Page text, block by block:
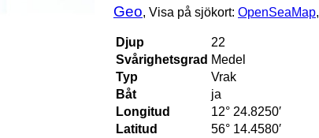
Geo, Visa på sjökort: OpenSeaMap,
Djup
22
Svårighetsgrad Medel
Typ
Vrak
Båt
ja
Longitud
12° 24.8250′
Latitud
56° 14.4580′